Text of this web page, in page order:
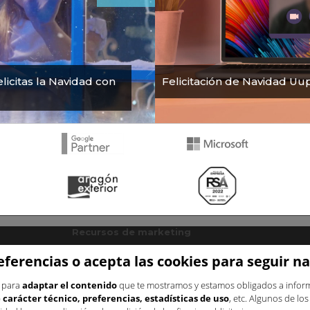
o acepta las cookies para seguir
paraadaptar el contenidoque te mostramos y estamos obligados a
técnico, preferencias, estadísticas de uso, etc. Algunos de
la Navidad con
Felicitación de Navidad
online
Recursos de marketing
Plantilla plan de marketing
Recursos estratégicos
Para mejorar la conversión
Para fidelizar clientes